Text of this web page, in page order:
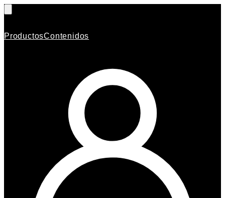
ProductosContenidos